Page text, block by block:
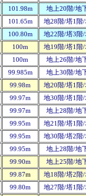
101.98m
地上20階/地
101.65m
地28階/塔1階
100.80m
地22階/塔3階
100m
地19階/塔1階
100m
地上26階/地
99.985m
地上30階/地
99.98m
地20階/塔1階
99.97m
地30階/塔1階
99.97m
地上28階/地
99.95m
地21階/塔1階
99.95m
地30階/塔2階
99.95m
地上28階/地
99.90m
地上25階/地
99.87m
地18階/塔2階
99.80m
地27階/塔1階